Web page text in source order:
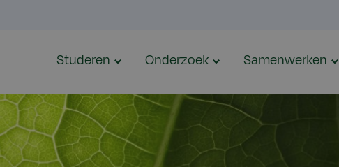
Studeren Onderzoek Samenwerken